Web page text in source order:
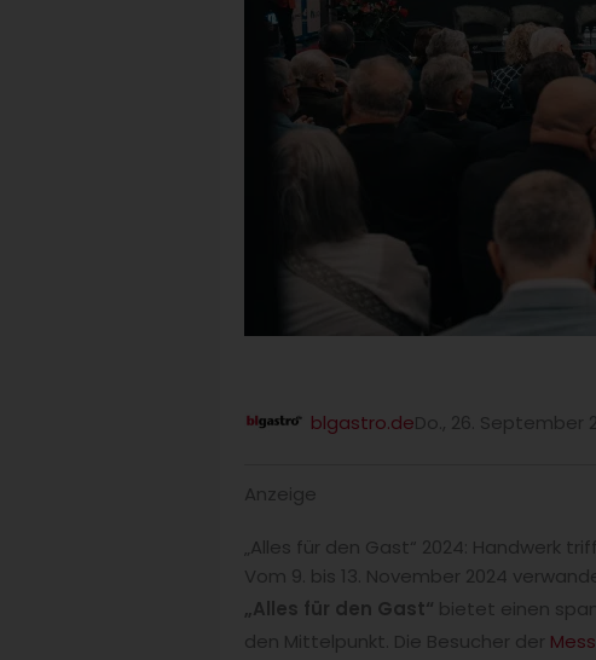
blgastro.deDo., 26. September
Anzeige
„Alles für den Gast“ 2024: Handwerk
Vom 9. bis 13. November 2024
„Alles für den Gast“ bietet einen
den Mittelpunkt. Die Besucher der